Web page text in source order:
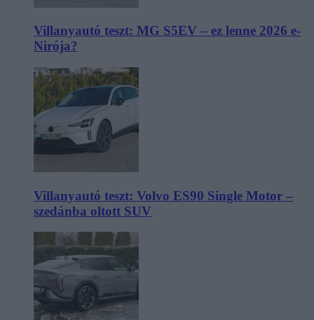
Villanyautó teszt: MG S5EV – ez lenne 2026 e-
Nirója?
Villanyautó teszt: Volvo ES90 Single Motor –
szedánba oltott SUV